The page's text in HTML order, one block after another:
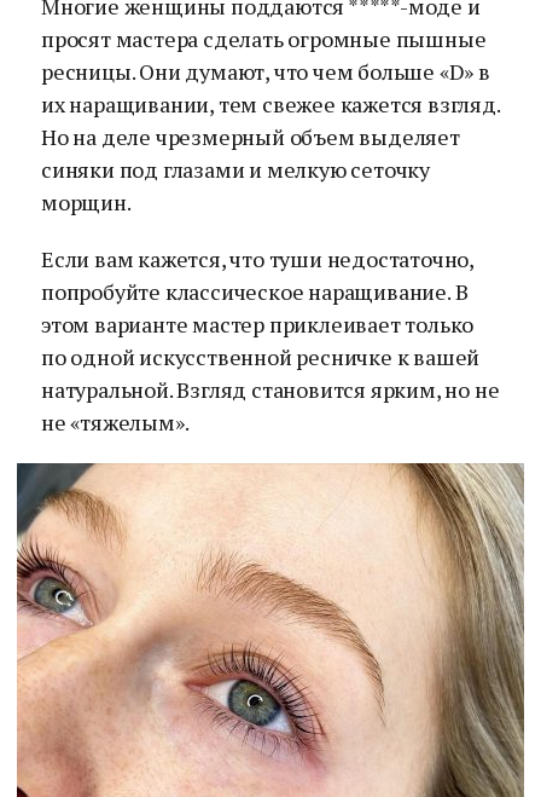
Многие женщины поддаются *****-моде и
просят мастера сделать огромные пышные
ресницы. Они думают, что чем больше «D» в
их наращивании, тем свежее кажется взгляд.
Но на деле чрезмерный объем выделяет
синяки под глазами и мелкую сеточку
морщин.
Если вам кажется, что туши недостаточно,
попробуйте классическое наращивание. В
этом варианте мастер приклеивает только
по одной искусственной ресничке к вашей
натуральной. Взгляд становится ярким, но не
не «тяжелым».